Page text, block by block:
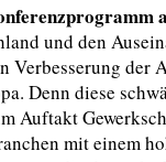
und den
Verbesserung
Denn diese
Auftakt
mit einem